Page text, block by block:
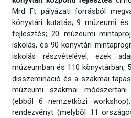
Mrd Ft pályázati forrásból
könyvtári kutatás; 9 múzeumi
fejlesztés; 20 múzeumi
iskolás, és 90 könyvtári
iskolás részvételével, ezek
múzeumban és 110 könyvtárban,
disszemináció és a szakmai
múzeumi szakmai módszertani
(ebből 6 nemzetközi
rendezvényt (melyből 11